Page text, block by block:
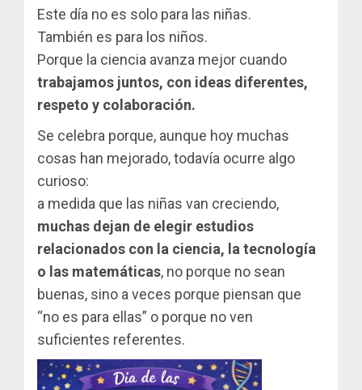
Este día no es solo para las niñas.
También es para los niños.
Porque la ciencia avanza mejor cuando
trabajamos juntos, con ideas diferentes,
respeto y colaboración.
Se celebra porque, aunque hoy muchas
cosas han mejorado, todavía ocurre algo
curioso:
a medida que las niñas van creciendo,
muchas dejan de elegir estudios
relacionados con la ciencia, la tecnología
o las matemáticas, no porque no sean
buenas, sino a veces porque piensan que
“no es para ellas” o porque no ven
suficientes referentes.